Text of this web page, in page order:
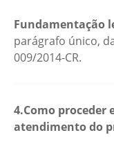
Fundamentação
parágrafo único,
009/2014-CR.
4.Como proceder
atendimento do